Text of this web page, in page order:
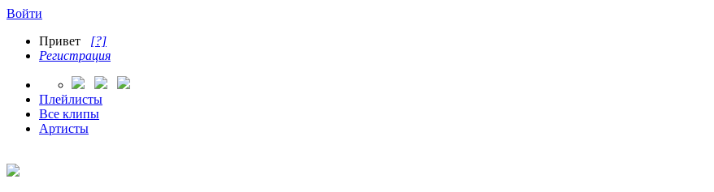
Войти
Привет [?]
Регистрация
Плейлисты
Все клипы
Артисты